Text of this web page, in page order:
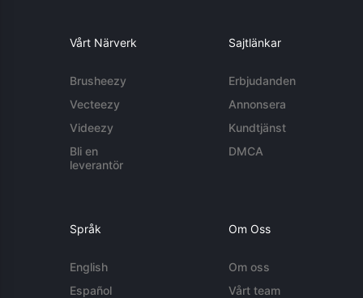
Vårt Närverk
Brusheezy
Vecteezy
Videezy
Bli en
leverantör
Sajtlänkar
Erbjudanden
Annonsera
Kundtjänst
DMCA
Språk
English
Español
Om Oss
Om oss
Vårt team